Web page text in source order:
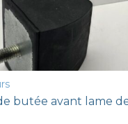
butée avant lame